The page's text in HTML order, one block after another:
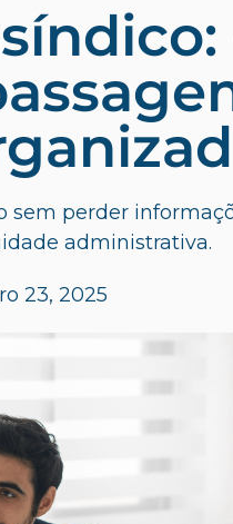
sem perder
administrativa.
23, 2025